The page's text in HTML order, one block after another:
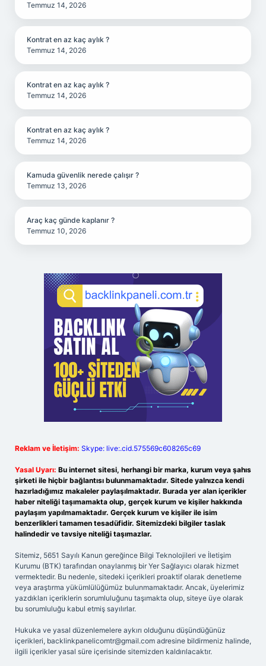
Temmuz 14, 2026
Kontrat en az kaç aylık ?
Temmuz 14, 2026
Kontrat en az kaç aylık ?
Temmuz 14, 2026
Kontrat en az kaç aylık ?
Temmuz 14, 2026
Kamuda güvenlik nerede çalışır ?
Temmuz 13, 2026
Araç kaç günde kaplanır ?
Temmuz 10, 2026
Reklam ve İletişim: Skype: live:.cid.575569c608265c69
Yasal Uyarı: Bu internet sitesi, herhangi bir marka, kurum veya şahıs
şirketi ile hiçbir bağlantısı bulunmamaktadır. Sitede yalnızca kendi
hazırladığımız makaleler paylaşılmaktadır. Burada yer alan içerikler
haber niteliği taşımamakta olup, gerçek kurum ve kişiler hakkında
paylaşım yapılmamaktadır. Gerçek kurum ve kişiler ile isim
benzerlikleri tamamen tesadüfidir. Sitemizdeki bilgiler taslak
halindedir ve tavsiye niteliği taşımazlar.
Sitemiz, 5651 Sayılı Kanun gereğince Bilgi Teknolojileri ve İletişim
Kurumu (BTK) tarafından onaylanmış bir Yer Sağlayıcı olarak hizmet
vermektedir. Bu nedenle, sitedeki içerikleri proaktif olarak denetleme
veya araştırma yükümlülüğümüz bulunmamaktadır. Ancak, üyelerimiz
yazdıkları içeriklerin sorumluluğunu taşımakta olup, siteye üye olarak
bu sorumluluğu kabul etmiş sayılırlar.
Hukuka ve yasal düzenlemelere aykırı olduğunu düşündüğünüz
içerikleri, backlinkpanelicomtr@gmail.com adresine bildirmeniz halinde,
ilgili içerikler yasal süre içerisinde sitemizden kaldırılacaktır.